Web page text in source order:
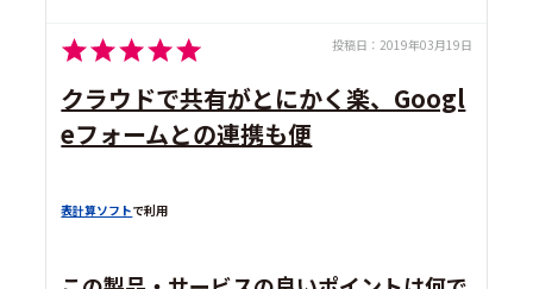
投稿日： 2019年03月19日
クラウドで共有がとにかく楽、Googl
eフォームとの連携も便
表計算ソフトで利用